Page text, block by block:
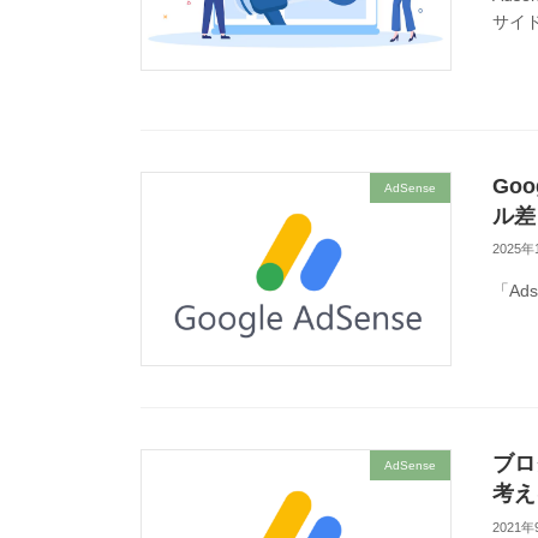
サイ
AdSense
ル
2025年
「
AdSense
ブ
考
2021年